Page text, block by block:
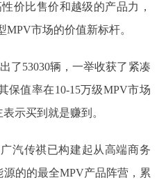
价比售价和越级的产品力，
MPV市场的价值新标杆。
了53030辆，一举收获了紧凑
保值率在10-15万级MPV市场
示买到就是赚到。
汽传祺已构建起从高端商务
的的最全MPV产品阵营，累